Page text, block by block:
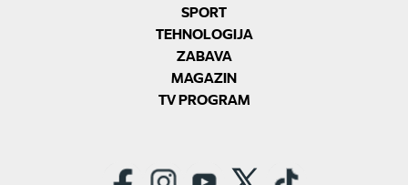
SPORT
TEHNOLOGIJA
ZABAVA
MAGAZIN
TV PROGRAM